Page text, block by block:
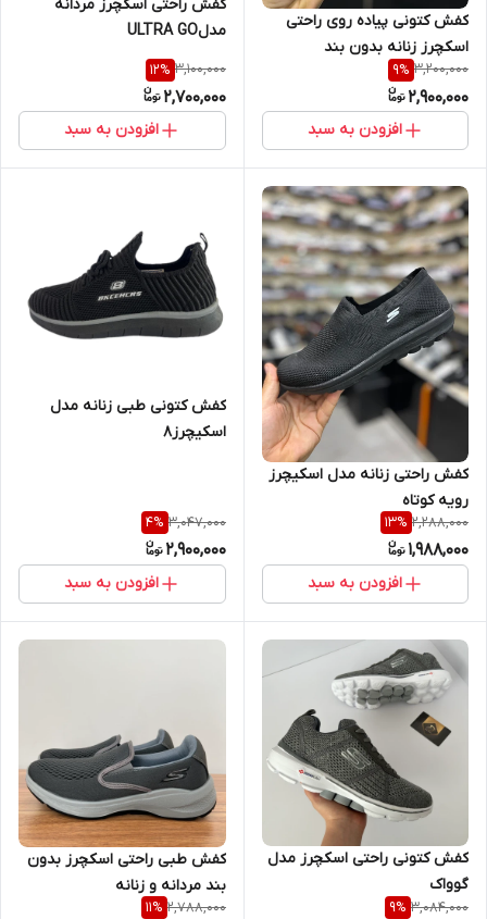
کفش کتونی پیاده روی راحتی
اسکچرز زنانه بدون بند
3,200,000
9%
2,900,000
افزودن به سبد
کفش راحتی اسکچرز مردانه
مدلULTRA GO
3,100,000
12%
2,700,000
افزودن به سبد
کفش راحتی زنانه مدل اسکیچرز
رویه کوتاه
2,288,000
13%
1,988,000
افزودن به سبد
کفش کتونی طبی زنانه مدل
اسکیچرز8
3,047,000
4%
2,900,000
افزودن به سبد
کفش کتونی راحتی اسکچرز مدل
گوواک
3,084,000
9%
کفش طبی راحتی اسکچرز بدون
بند مردانه و زنانه
2,788,000
11%